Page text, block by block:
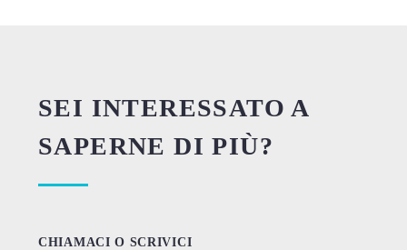
SEI INTERESSATO A
SAPERNE DI PIÙ?
CHIAMACI O SCRIVICI